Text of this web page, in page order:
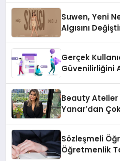
Suwen, Yeni
Algısını
Gerçek
Güvenilirliğini
Beauty
Yanar’dan
Sözleşmeli
Öğretmenlik